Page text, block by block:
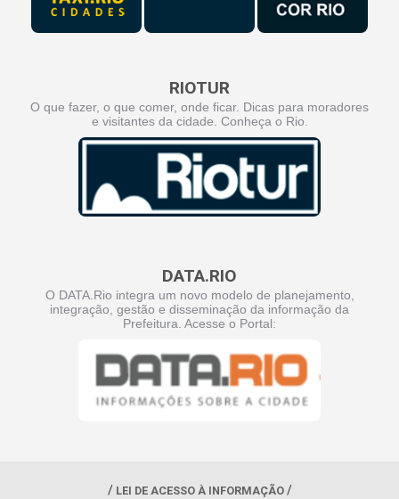
RIOTUR
O que fazer, o que comer, onde ficar. Dicas para moradores
e visitantes da cidade. Conheça o Rio.
DATA.RIO
O DATA.Rio integra um novo modelo de planejamento,
integração, gestão e disseminação da informação da
Prefeitura. Acesse o Portal:
LEI DE ACESSO À INFORMAÇÃO